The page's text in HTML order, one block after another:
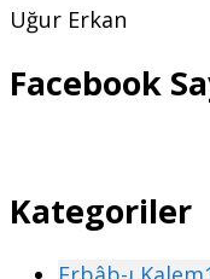
Uğur Erkan
Facebook
Kategoriler